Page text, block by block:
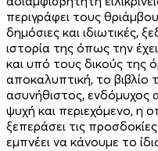
περιγράφει τους
δημόσιες και ιδιωτικές,
ιστορία της όπως την έχει
και υπό τους δικούς της
αποκαλυπτική, το βιβλίο
ασυνήθιστος, ενδόμυχος
ψυχή και περιεχόμενο, η
ξεπεράσει τις
εμπνέει να κάνουμε το